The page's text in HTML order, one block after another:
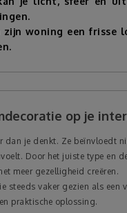
zijn woning een frisse
op je
dan je denkt. Ze beïnvloedt
Door het juiste type en
meer gezelligheid creëren.
steeds vaker gezien als een
praktische oplossing.